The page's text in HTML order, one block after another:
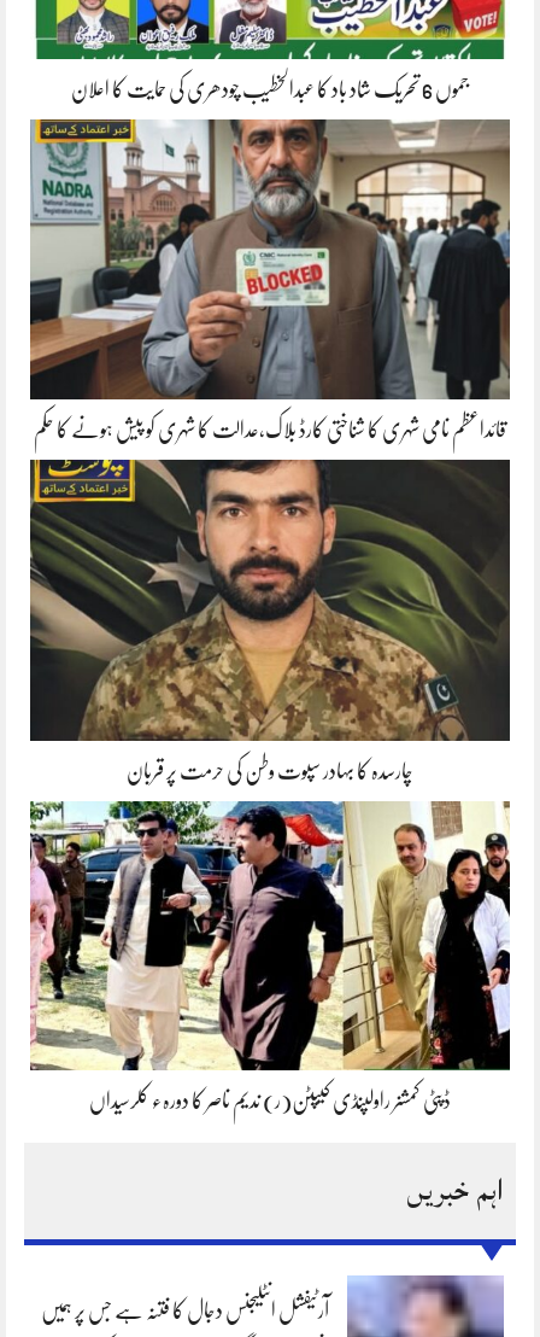
جموں 6 تحریک شاد باد کا عبدالخطیب چودھری کی حمایت کا اعلان
قائداعظم نامی شہری کا شناختی کارڈ بلاک،عدالت کا شہری کو پیش ہونے کا حکم
چارسدہ کا بہادر سپوت وطن کی حرمت پر قربان
ڈپٹی کمشنر راولپنڈی کیپٹن(ر) ندیم ناصر کا دورہء کلرسیداں
اہم خبریں
آرٹیفشل انٹلیجنس دجال کا فتنہ ہے جس پر ہمیں